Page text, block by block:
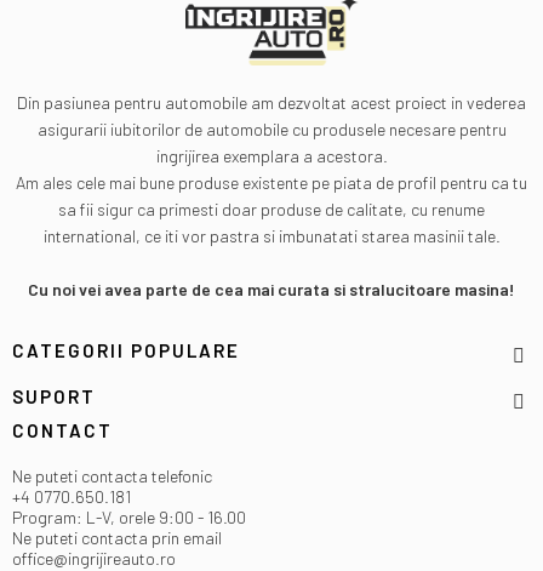
Din pasiunea pentru automobile am dezvoltat acest proiect in vederea
asigurarii iubitorilor de automobile cu produsele necesare pentru
ingrijirea exemplara a acestora.
Am ales cele mai bune produse existente pe piata de profil pentru ca tu
sa fii sigur ca primesti doar produse de calitate, cu renume
international, ce iti vor pastra si imbunatati starea masinii tale.
Cu noi vei avea parte de cea mai curata si stralucitoare masina!
CATEGORII POPULARE
SUPORT
CONTACT
Ne puteti contacta telefonic
+4 0770.650.181
Program: L-V, orele 9:00 - 16.00
Ne puteti contacta prin email
office@ingrijireauto.ro